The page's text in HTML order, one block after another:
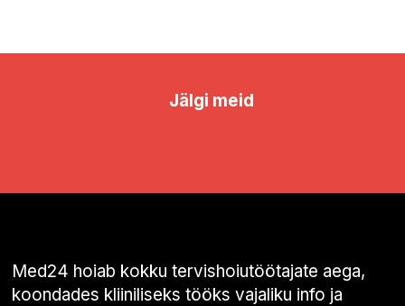
Jälgi meid
Med24 hoiab kokku tervishoiutöötajate aega,
koondades kliiniliseks tööks vajaliku info ja